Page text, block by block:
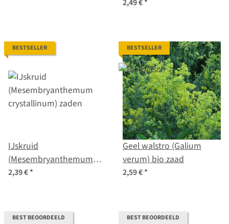
2,49 €*
BESTSELLER
IJskruid
(Mesembryanthemum
crystallinum) zaden
2,39 €*
BESTSELLER
Geel walstro (Galium
verum) bio zaad
2,59 €*
BEST BEOORDEELD BEST BEOORDEELD